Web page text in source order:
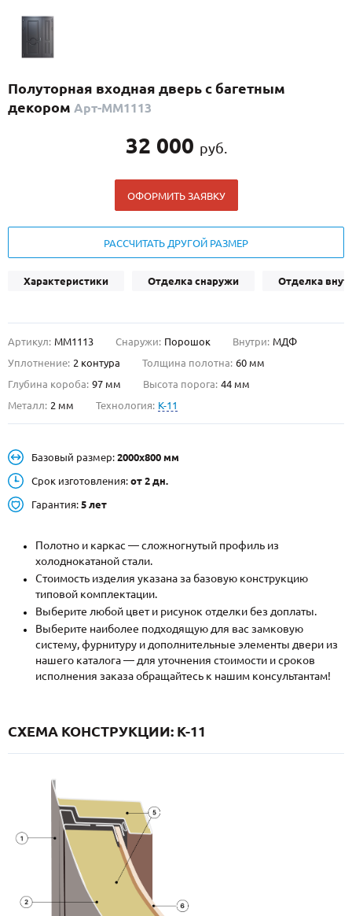
ПО НАЗНАЧЕНИЮ
ПО КОНСТРУКЦИИ
ДВЕРИ С ТЕРМОРАЗРЫВОМ
ГАЛЕРЕЯ
ОПЛАТА
УСТАНОВКА
О НАС
КОНТАКТЫ
Металлические двери от производителя с доставкой и установкой в
Москве и МО
НАЙТИ:
+7 (495) 411-44-41
INFO@META-M.RU
Каталог Распродажа Как купить
Полуторная входная дверь с багетным
декором Арт-ММ1113
32 000 руб.
ОФОРМИТЬ ЗАЯВКУ
РАССЧИТАТЬ ДРУГОЙ РАЗМЕР
Характеристики Отделка снаружи Отделка
Артикул: ММ1113 Снаружи: Порошок Внутри: МДФ
Уплотнение: 2 контура Толщина полотна: 60 мм
Глубина короба: 97 мм Высота порога: 44 мм
Металл: 2 мм Технология: K-11
Базовый размер: 2000х800 мм
Срок изготовления: от 2 дн.
Гарантия: 5 лет
Полотно и каркас — сложногнутый профиль из
холоднокатаной стали.
Стоимость изделия указана за базовую конструкцию
типовой комплектации.
Выберите любой цвет и рисунок отделки без доплаты.
Выберите наиболее подходящую для вас замковую
систему, фурнитуру и дополнительные элементы двери из
нашего каталога — для уточнения стоимости и сроков
исполнения заказа обращайтесь к нашим консультантам!
СХЕМА КОНСТРУКЦИИ: K-11